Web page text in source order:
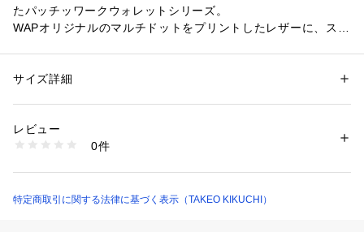
たパッチッワークウォレットシリーズ。
WAPオリジナルのマルチドットをプリントしたレザーに、スー
が共存するWAPを象徴するウォレットとなっております。
タケオキクチのアーカイブにもある何かとゆかりのあるビリヤ
ード柄をオリジナルのドット柄で表現したシリーズです。
色気と遊び心があり、今の時代をさり気なく着こなす男性に向
性別：メンズ
素材：牛革
商品番号：
931-01515 （ショップ）
サイズ詳細
レビュー
0件
特定商取引に関する法律に基づく表示（TAKEO KIKUCHI）